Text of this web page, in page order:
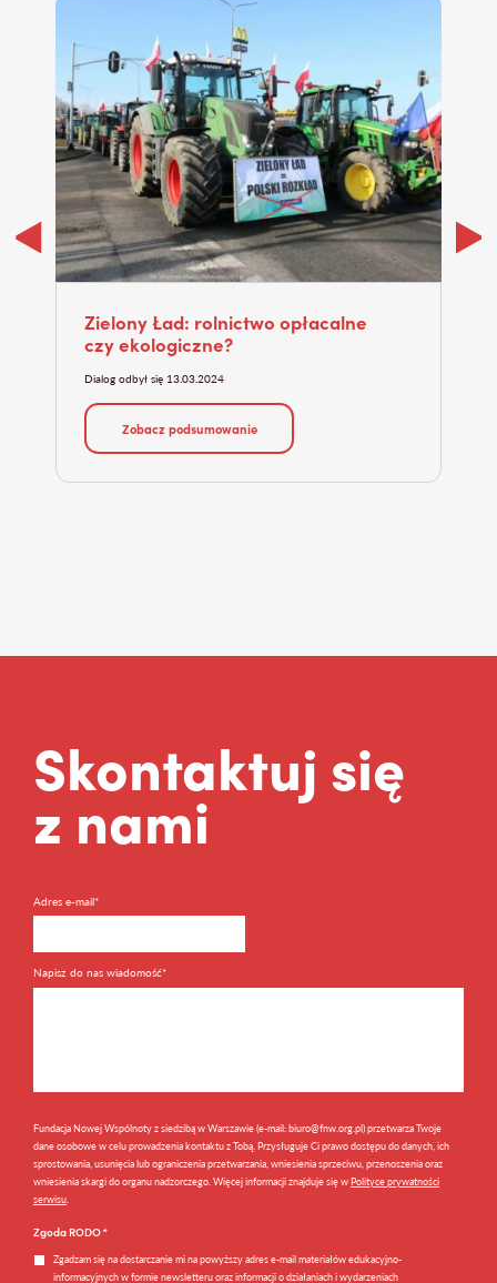
Zielony Ład: rolnictwo opłacalne
czy ekologiczne?
Dialog odbył się 13.03.2024
Zobacz podsumowanie
Skontaktuj się
z nami
Adres e-mail*
Napisz do nas wiadomość*
Fundacja Nowej Wspólnoty z siedzibą w Warszawie (e-mail: biuro@fnw.org.pl) przetwarza Twoje
dane osobowe w celu prowadzenia kontaktu z Tobą. Przysługuje Ci prawo dostępu do danych, ich
sprostowania, usunięcia lub ograniczenia przetwarzania, wniesienia sprzeciwu, przenoszenia oraz
wniesienia skargi do organu nadzorczego. Więcej informacji znajduje się wPolityce prywatności
serwisu.
Zgoda RODO*
Zgadzam się na dostarczanie mi na powyższy adres e-mail materiałów edukacyjno-
informacyjnych w formie newsletteru oraz informacji o działaniach i wydarzeniach